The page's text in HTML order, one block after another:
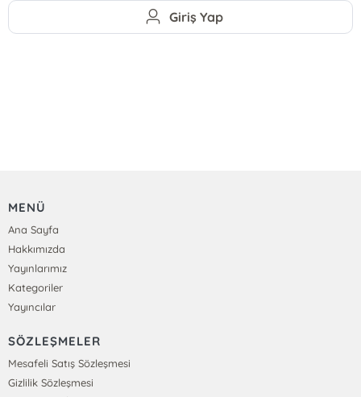
Giriş Yap
MENÜ
Ana Sayfa
Hakkımızda
Yayınlarımız
Kategoriler
Yayıncılar
SÖZLEŞMELER
Mesafeli Satış Sözleşmesi
Gizlilik Sözleşmesi